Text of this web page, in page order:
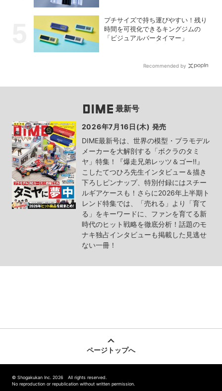
プチサイズで持ち運びやすい！残り
時間を可視化できるキングジムの
「ビジュアルバータイマー」
Recommended by
最新号
2026年7月16日(木) 発売
DIME最新号は、世界の模型・プラモデル
メーカーを大解剖する「ボクラのタミ
ヤ」特集！『爆走兄弟レッツ＆ゴー!!』
こしたてつひろ先生インタビュー＆描き
下ろしピンナップ、特別付録にはスチー
ルギアケースも！さらに2026年上半期ト
レンド特集では、「売れる」より「育て
る」をキーワードに、ファンを育てる新
時代のヒット戦略を徹底分析！話題のモ
ナキ独占インタビューも掲載した見逃せ
ない一冊！
ページトップへ
© Shogakukan Inc. 2026 All rights reserved.
No reproduction or republication without written permission.